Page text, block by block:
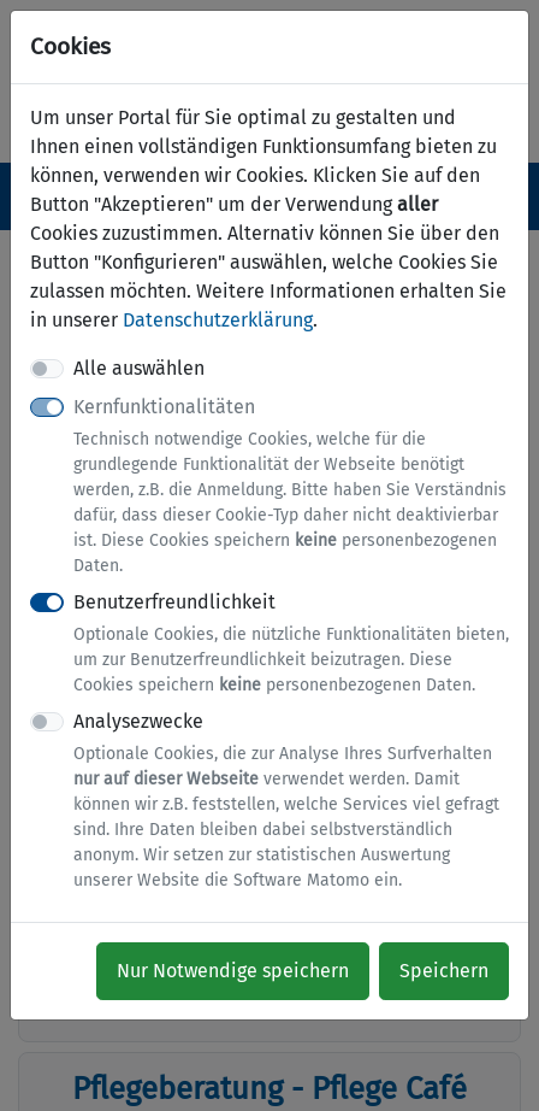
Cookies
Um unser Portal für Sie optimal zu gestalten und
Ihnen einen vollständigen Funktionsumfang bieten zu
können, verwenden wir Cookies. Klicken Sie auf den
Button "Akzeptieren" um der Verwendungaller
Cookies zuzustimmen. Alternativ können Sie über den
Button "Konfigurieren" auswählen, welche Cookies Sie
zulassen möchten. Weitere Informationen erhalten Sie
in unserer Datenschutzerklärung.
Alle auswählen
Kernfunktionalitäten
Technisch notwendige Cookies, welche für die
grundlegende Funktionalität der Webseite benötigt
werden, z.B. die Anmeldung. Bitte haben Sie Verständnis
dafür, dass dieser Cookie-Typ daher nicht deaktivierbar
ist. Diese Cookies speichern keine personenbezogenen
Daten.
Benutzerfreundlichkeit
Optionale Cookies, die nützliche Funktionalitäten bieten,
um zur Benutzerfreundlichkeit beizutragen. Diese
Cookies speichern keine personenbezogenen Daten.
Analysezwecke
Optionale Cookies, die zur Analyse Ihres Surfverhalten
nur auf dieser Webseite verwendet werden. Damit
können wir z.B. feststellen, welche Services viel gefragt
sind. Ihre Daten bleiben dabei selbstverständlich
anonym. Wir setzen zur statistischen Auswertung
unserer Website die Software Matomo ein.
Nur Notwendige speichern Speichern
Navigation ein-/ausblenden
Menü
Serviceübersicht
zurück
Termine
Online Termine Bürgerbüro, Elterngeld, Kataster,
Pflegeberatung...
Digitales Bürgerbüro des
Märkischen Kreises
Ersparen Sie sich Behördengänge, indem Sie unsere
Pflegeberatung, die Hilfe zur Pflege und der
Pflegeberatung - Pflege Café